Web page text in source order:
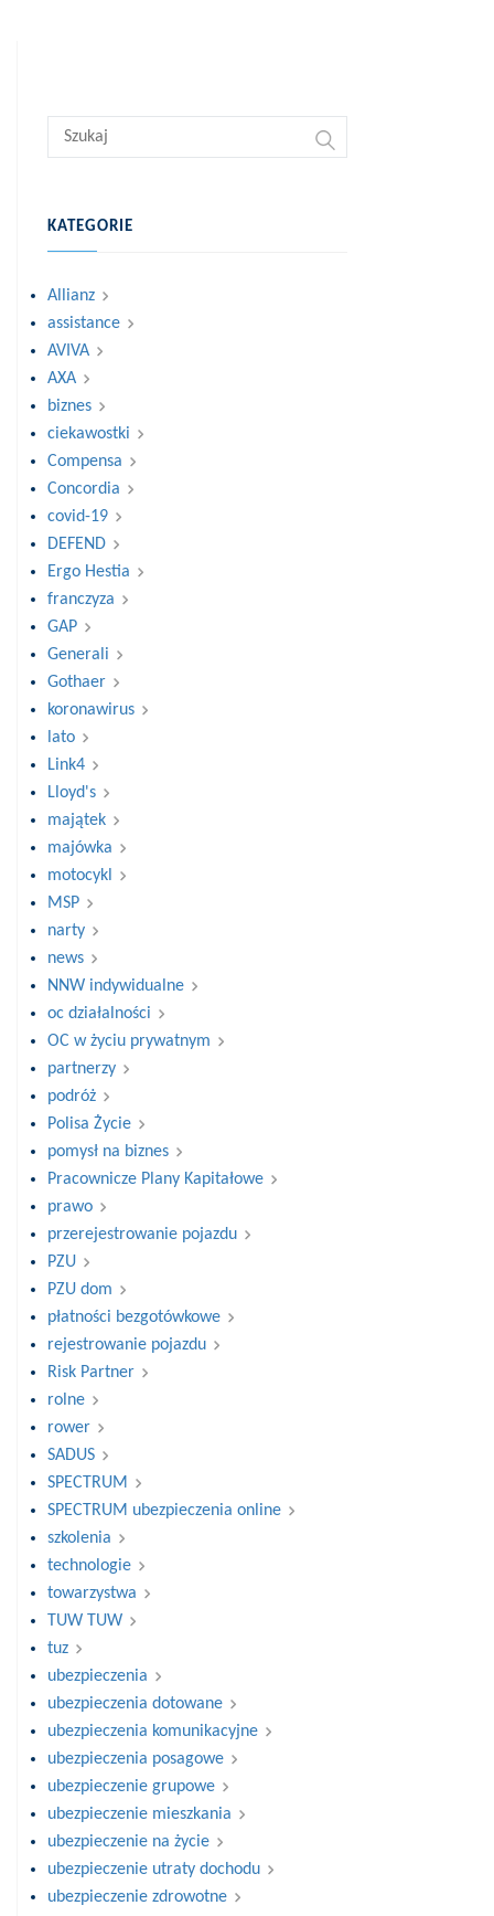
KATEGORIE
Allianz
assistance
AVIVA
AXA
biznes
ciekawostki
Compensa
Concordia
covid-19
DEFEND
Ergo Hestia
franczyza
GAP
Generali
Gothaer
koronawirus
lato
Link4
Lloyd's
majątek
majówka
motocykl
MSP
narty
news
NNW indywidualne
oc działalności
OC w życiu prywatnym
partnerzy
podróż
Polisa Życie
pomysł na biznes
Pracownicze Plany Kapitałowe
prawo
przerejestrowanie pojazdu
PZU
PZU dom
płatności bezgotówkowe
rejestrowanie pojazdu
Risk Partner
rolne
rower
SADUS
SPECTRUM
SPECTRUM ubezpieczenia online
szkolenia
technologie
towarzystwa
TUW TUW
tuz
ubezpieczenia
ubezpieczenia dotowane
ubezpieczenia komunikacyjne
ubezpieczenia posagowe
ubezpieczenie grupowe
ubezpieczenie mieszkania
ubezpieczenie na życie
ubezpieczenie utraty dochodu
ubezpieczenie zdrowotne